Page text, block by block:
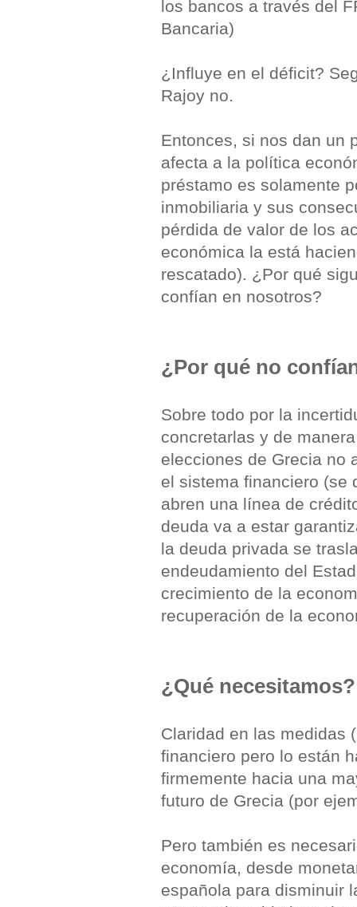
los bancos a través del
Bancaria)
¿Influye en el déficit?
Rajoy no.
Entonces, si nos dan un
afecta a la política
préstamo es solamente
inmobiliaria y sus
pérdida de valor de los
económica la está
rescatado). ¿Por qué
confían en nosotros?
¿Por qué no
Sobre todo por la
concretarlas y de
elecciones de Grecia no
el sistema financiero (se
abren una línea de
deuda va a estar
la deuda privada se
endeudamiento del
crecimiento de la
recuperación de la
¿Qué necesitamos?
Claridad en las medidas
financiero pero lo están
firmemente hacia una
futuro de Grecia (por
Pero también es
economía, desde
española para disminuir